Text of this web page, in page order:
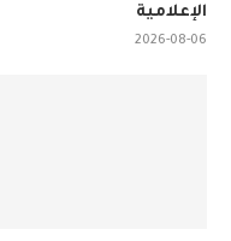
الإعلامية
2026-08-06